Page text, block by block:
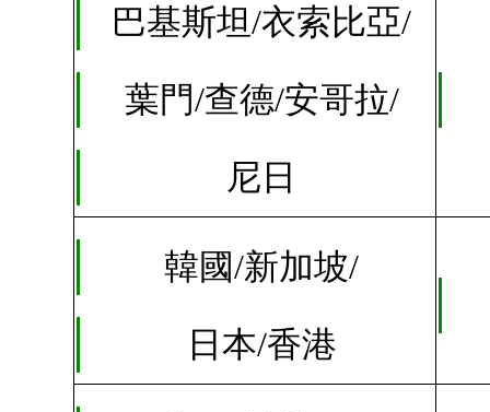
巴基斯坦/衣索比亞/
葉門/查德/安哥拉/
尼日
韓國/新加坡/
日本/香港